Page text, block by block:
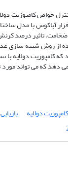
خواص کامپوزیت
افزار آباکوس با مدل
ضخامت، تاثیر درصد
روش شبیه سازی
کامپوزیت دولایه با
دهد که می تواند
کامپوزیت دولایه